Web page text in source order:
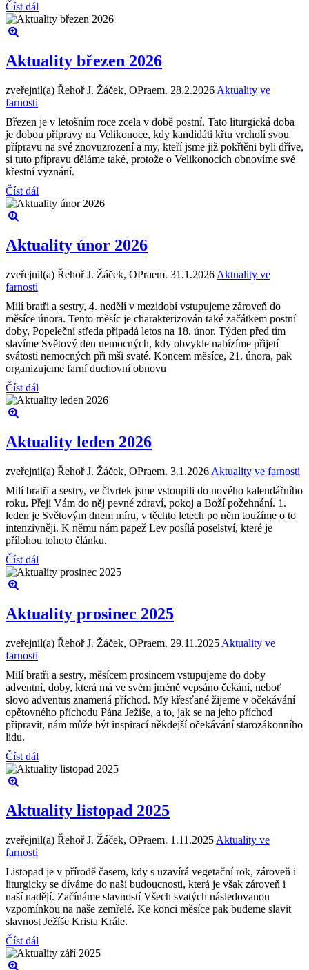
Číst dál
Aktuality březen 2026
zveřejnil(a) Řehoř J. Žáček, OPraem. 28.2.2026 Aktuality ve
farnosti
Březen je v letošním roce zcela v době postní. Tato liturgická doba
je dobou přípravy na Velikonoce, kdy kandidáti křtu vrcholí svou
přípravu na své znovuzrození a my, kteří jsme již pokřtěni byli dříve,
si tuto přípravu děláme také, protože o Velikonocích obnovíme své
křestní vyznání.
Číst dál
Aktuality únor 2026
zveřejnil(a) Řehoř J. Žáček, OPraem. 31.1.2026 Aktuality ve
farnosti
Milí bratři a sestry, 4. nedělí v mezidobí vstupujeme zároveň do
měsíce února. Tento měsíc je charakterizován také začátkem postní
doby, Popeleční středa připadá letos na 18. únor. Týden před tím
slavíme Světový den nemocných, kdy obvykle nabízíme přijetí
svátosti nemocných při mši svaté. Koncem měsíce, 21. února, pak
organizujeme farní duchovní obnovu
Číst dál
Aktuality leden 2026
zveřejnil(a) Řehoř J. Žáček, OPraem. 3.1.2026 Aktuality ve farnosti
Milí bratři a sestry, ve čtvrtek jsme vstoupili do nového kalendářního
roku. Přeji Vám do něj pevné zdraví, pokoj a Boží požehnání. 1.
leden je Světovým dnem míru, v těchto letech po něm toužíme o to
intenzivněji. K němu nám papež Lev posílá poselství, které je
přílohou tohoto článku.
Číst dál
Aktuality prosinec 2025
zveřejnil(a) Řehoř J. Žáček, OPraem. 29.11.2025 Aktuality ve
farnosti
Milí bratři a sestry, měsícem prosincem vstupujeme do doby
adventní, doby, která má ve svém jméně vepsáno čekání, neboť
slovo adventus znamená příchod. My křesťané žijeme v očekávání
opětovného příchodu Pána Ježíše, a to, jak se na jeho příchod
připravit, nám může být inspirací někdejší očekávání starozákonního
lidu.
Číst dál
Aktuality listopad 2025
zveřejnil(a) Řehoř J. Žáček, OPraem. 1.11.2025 Aktuality ve
farnosti
Listopad je v přírodě časem, kdy s uzavírá vegetační rok, zároveň i
liturgicky se díváme do naší budoucnosti, která je však zároveň i
naší nadějí. Začínáme slavností Všech svatých následovanou
vzpomínkou na naše zemřelé. Ke konci měsíce pak budeme slavit
slavnost Ježíše Krista Krále.
Číst dál